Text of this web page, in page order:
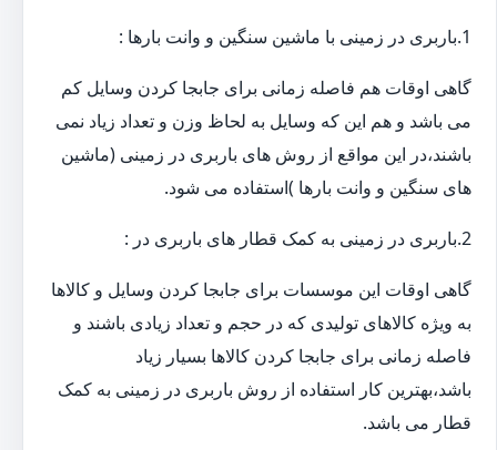
1.باربری در زمینی با ماشین سنگین و وانت بارها :
گاهی اوقات هم فاصله زمانی برای جابجا کردن وسایل کم
می باشد و هم این که وسایل به لحاظ وزن و تعداد زیاد نمی
باشند،در این مواقع از روش های باربری در زمینی (ماشین
های سنگین و وانت بارها )استفاده می شود.
2.باربری در زمینی به کمک قطار های باربری در :
گاهی اوقات این موسسات برای جابجا کردن وسایل و کالاها
به ویژه کالاهای تولیدی که در حجم و تعداد زیادی باشند و
فاصله زمانی برای جابجا کردن کالاها بسیار زیاد
باشد،بهترین کار استفاده از روش باربری در زمینی به کمک
قطار می باشد.